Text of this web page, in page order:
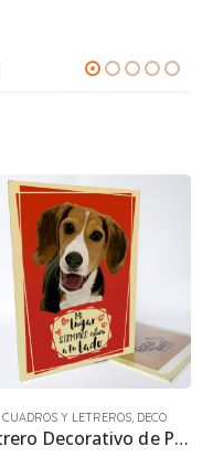
CUADROS Y LETREROS, DECO
Letrero Decorativo de Perro Beagle 30×22.5 cms